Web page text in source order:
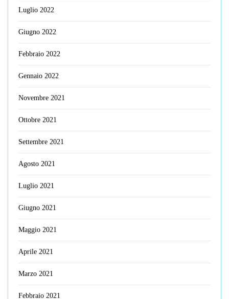
Luglio 2022
Giugno 2022
Febbraio 2022
Gennaio 2022
Novembre 2021
Ottobre 2021
Settembre 2021
Agosto 2021
Luglio 2021
Giugno 2021
Maggio 2021
Aprile 2021
Marzo 2021
Febbraio 2021